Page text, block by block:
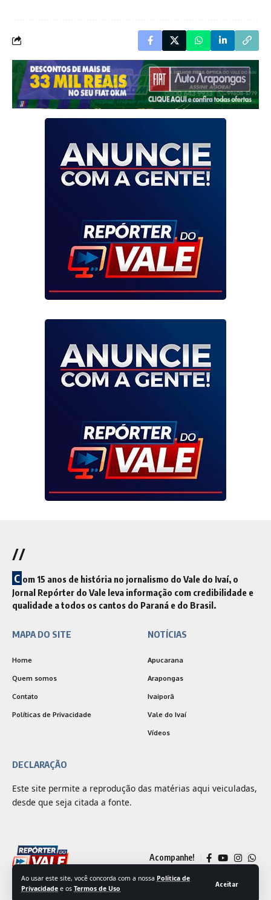
Ao usar este site, você concorda com a nossa Política de
Privacidade e os Termos de Uso
Aceitar
//
C om 15 anos de história no jornalismo do Vale do Ivaí, o
Jornal Repórter do Vale leva informação com credibilidade e
qualidade a todos os cantos do Paraná e do Brasil.
MAPA DO SITE
Home
Quem somos
Contato
Políticas de Privacidade
NOTÍCIAS
Apucarana
Arapongas
Ivaiporã
Vale do Ivaí
Vídeos
DECLARAÇÃO
Este site permite a reprodução das matérias aqui veiculadas,
desde que seja citada a fonte.
Acompanhe!
© 2025 Jornal Repórter do Vale | Desenvolvido por